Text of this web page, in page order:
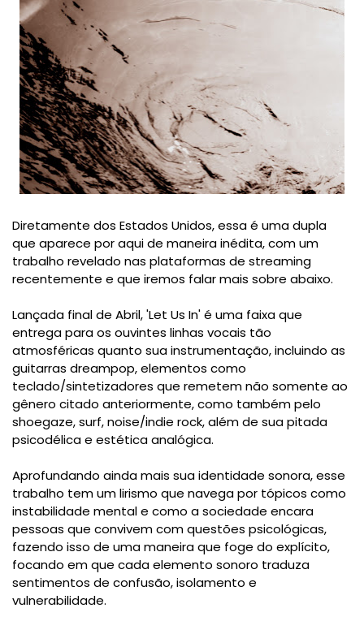
Diretamente dos Estados Unidos, essa é uma dupla
que aparece por aqui de maneira inédita, com um
trabalho revelado nas plataformas de streaming
recentemente e que iremos falar mais sobre abaixo.
Lançada final de Abril, 'Let Us In' é uma faixa que
entrega para os ouvintes linhas vocais tão
atmosféricas quanto sua instrumentação, incluindo as
guitarras dreampop, elementos como
teclado/sintetizadores que remetem não somente ao
gênero citado anteriormente, como também pelo
shoegaze, surf, noise/indie rock, além de sua pitada
psicodélica e estética analógica.
Aprofundando ainda mais sua identidade sonora, esse
trabalho tem um lirismo que navega por tópicos como
instabilidade mental e como a sociedade encara
pessoas que convivem com questões psicológicas,
fazendo isso de uma maneira que foge do explícito,
focando em que cada elemento sonoro traduza
sentimentos de confusão, isolamento e
vulnerabilidade.